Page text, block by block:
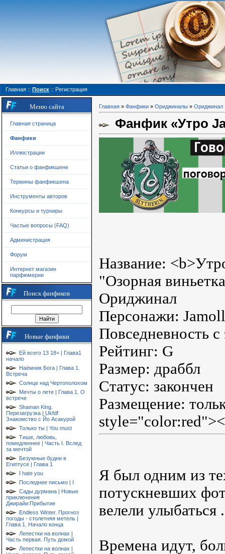
Главная :: Поиск :: Регистрация
Меню сайта
Главная страница
Фанфики
Иллюстрации
Статьи о фанфикшене
Термины фанфикшена
Инструменты авторов
Конкурсы и турниры
Частые вопросы (FAQ)
Администрация
Форум
Интернет магазин
парфюмерии
Поиск фанфиков
Новые фанфики
Ей всего 13 18+ | Глава1
начало
Наёмник Бога | Глава 1.
Встреча
Солнце над Чертополохом
Мечты о лете | Глава 1. О
встрече
Shaman King.
Перезагрузка | Ukfdf
Знакомство с Йо Асакурой
Только ты | You must
Тише, любовь,
помедленнее | Часть I. Вслед
за мечтой
Безумные будни в
Египтусе | Глава 1
I hate you
Последнее письмо | I
Сады дурмана | Новые
приключения
Джирайи:Прибытие
Endless Winter. Прогноз
погоды - столетняя метель |
Глава 1. Начало конца
Лепестки на волнах |
Часть первая. Путь домой
Лепестки на волнах |
Главная » Фанфики » Ориджиналы » Ориджинал
Фанфик «Утро
Название:
"Озорная
Ориджинал
Персонажи:
Повседневность
Рейтинг: G
Размер: драббл
Статус: закончен
Размещение:
Я был одним из
потускневших
велели улыбаться .
Времена идут,